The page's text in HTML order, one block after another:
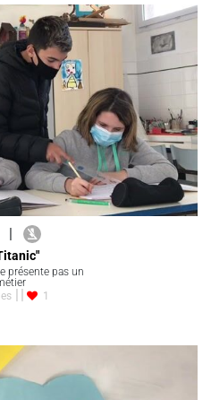
|
présente pas un
1